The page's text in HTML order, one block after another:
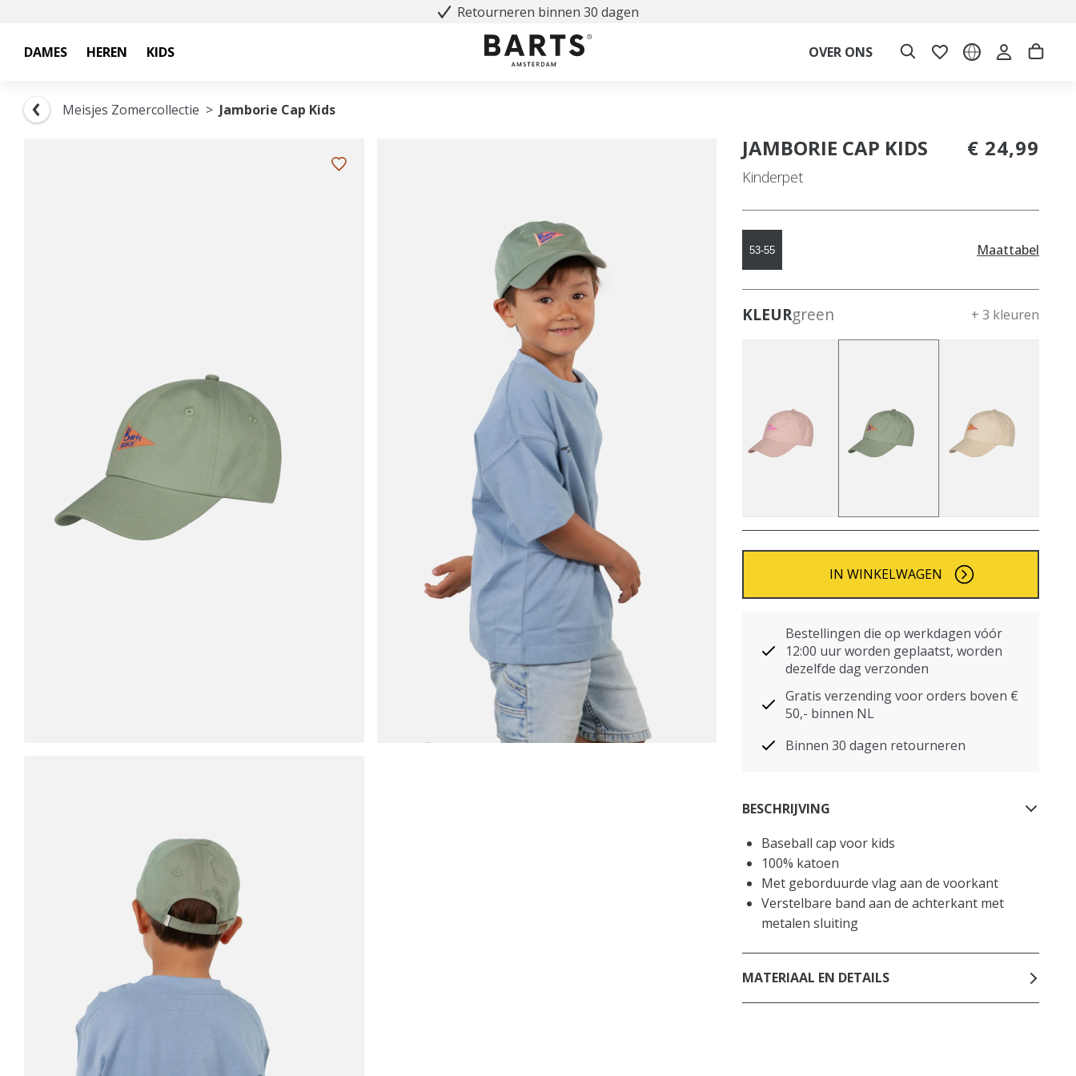
Retourneren binnen 30 dagen
DAMES HEREN KIDS OVER ONS
Meisjes Zomercollectie Jamborie Cap Kids
JAMBORIE CAP KIDS
Kinderpet
€ 24,99
53-55 Maattabel
KLEURgreen + 3 kleuren
IN WINKELWAGEN
Bestellingen die op werkdagen vóór
12:00 uur worden geplaatst, worden
dezelfde dag verzonden
Gratis verzending voor orders boven €
50,- binnen NL
Binnen 30 dagen retourneren
BESCHRIJVING
Baseball cap voor kids
100% katoen
Met geborduurde vlag aan de voorkant
Verstelbare band aan de achterkant met
metalen sluiting
MATERIAAL EN DETAILS